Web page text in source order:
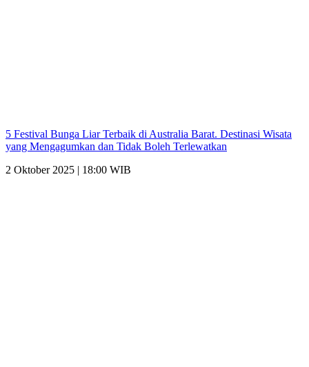
5 Festival Bunga Liar Terbaik di Australia Barat. Destinasi Wisata
yang Mengagumkan dan Tidak Boleh Terlewatkan
2 Oktober 2025 | 18:00 WIB